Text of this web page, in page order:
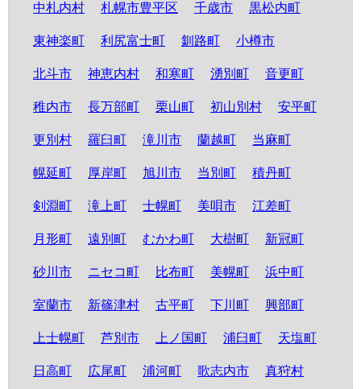
中札内村 札幌市豊平区 千歳市 黒松内町
東神楽町 利尻富士町 釧路町 小樽市
北斗市 神恵内村 和寒町 湧別町 音更町
稚内市 長万部町 栗山町 初山別村 安平町
更別村 羅臼町 滝川市 蘭越町 当麻町
幌延町 厚岸町 旭川市 当別町 積丹町
剣淵町 滝上町 士幌町 美唄市 江差町
月形町 遠別町 むかわ町 大樹町 新冠町
砂川市 ニセコ町 比布町 美幌町 浜中町
室蘭市 新篠津村 古平町 下川町 興部町
上士幌町 芦別市 上ノ国町 浦臼町 天塩町
日高町 広尾町 浦河町 歌志内市 真狩村